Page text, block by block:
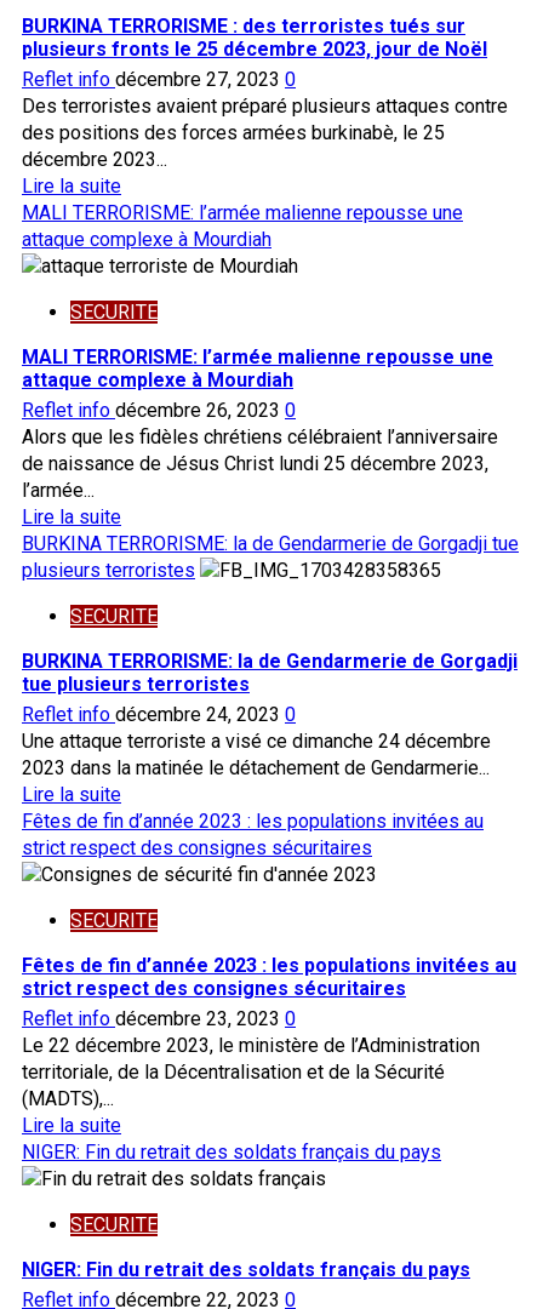
:
le
Niger
veut
réviser
les
accords
milliaires
avec
ses
partenaires
BURKINA TERRORISME : des terroristes tués sur
plusieurs fronts le 25 décembre 2023, jour de Noël
Reflet info décembre 27, 2023 0
Des terroristes avaient préparé plusieurs attaques contre
des positions des forces armées burkinabè, le 25
décembre 2023...
Lire la suiteEn
savoir
plus
sur
TERRORISME :
des
terroristes
tués
sur
plusieurs
fronts
25
décembre
2023,
jour
Noël
MALI TERRORISME: l’armée malienne repousse une
attaque complexe à Mourdiah
SECURITE
MALI TERRORISME: l’armée malienne repousse une
attaque complexe à Mourdiah
Reflet info décembre 26, 2023 0
Alors que les fidèles chrétiens célébraient l’anniversaire
de naissance de Jésus Christ lundi 25 décembre 2023,
l’armée...
Lire la suiteEn
savoir
plus
MALI
TERRORISME:
l’armée
malienne
repousse
une
attaque
complexe
à
Mourdiah
BURKINA TERRORISME: la de Gendarmerie de Gorgadji tue
plusieurs terroristes
SECURITE
BURKINA TERRORISME: la de Gendarmerie de Gorgadji
tue plusieurs terroristes
Reflet info décembre 24, 2023 0
Une attaque terroriste a visé ce dimanche 24 décembre
2023 dans la matinée le détachement de Gendarmerie...
Lire la suiteEn
savoir
plus
sur
TERRORISME:
de
Gendarmerie
de
Gorgadji
tue
terroristes
Fêtes de fin d’année 2023 : les populations invitées au
strict respect des consignes sécuritaires
SECURITE
Fêtes de fin d’année 2023 : les populations invitées au
strict respect des consignes sécuritaires
Reflet info décembre 23, 2023 0
Le 22 décembre 2023, le ministère de l’Administration
territoriale, de la Décentralisation et de la Sécurité
(MADTS),...
Lire la suiteEn
savoir
plus
Fêtes
de
fin
NIGER: Fin du retrait des soldats français du pays
SECURITE
NIGER: Fin du retrait des soldats français du pays
Reflet info décembre 22, 2023 0